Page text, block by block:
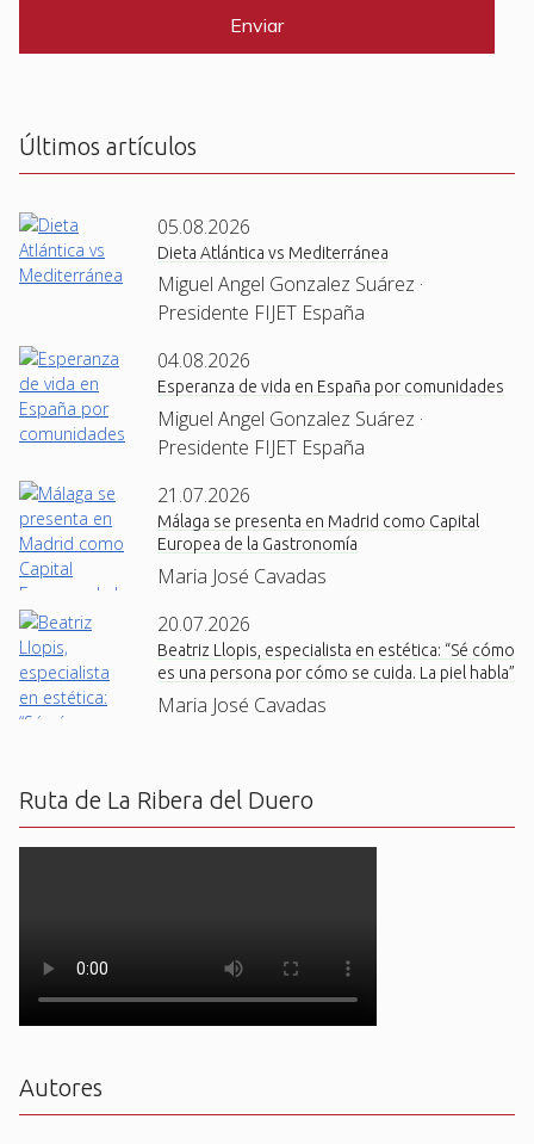
C
Últimos artículos
05.08.2026
Dieta Atlántica vs Mediterránea
Miguel Angel Gonzalez Suárez ·
Presidente FIJET España
04.08.2026
Esperanza de vida en España por comunidades
Miguel Angel Gonzalez Suárez ·
Presidente FIJET España
21.07.2026
Málaga se presenta en Madrid como Capital
Europea de la Gastronomía
Maria José Cavadas
20.07.2026
Beatriz Llopis, especialista en estética: “Sé cómo
es una persona por cómo se cuida. La piel habla”
Maria José Cavadas
Ruta de La Ribera del Duero
Autores